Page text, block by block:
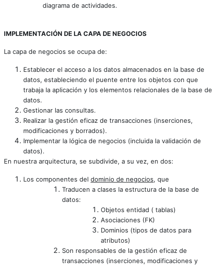
diagrama de actividades.
IMPLEMENTACIÓN DE LA CAPA DE NEGOCIOS
La capa de negocios se ocupa de:
Establecer el acceso a los datos almacenados en la base de
datos, estableciendo el puente entre los objetos con que
trabaja la aplicación y los elementos relacionales de la base de
datos.
Gestionar las consultas.
Realizar la gestión eficaz de transacciones (inserciones,
modificaciones y borrados).
Implementar la lógica de negocios (incluida la validación de
datos).
En nuestra arquitectura, se subdivide, a su vez, en dos:
Los componentes del dominio de negocios, que
Traducen a clases la estructura de la base de
datos:
Objetos entidad ( tablas)
Asociaciones (FK)
Dominios (tipos de datos para
atributos)
Son responsables de la gestión eficaz de
transacciones (inserciones, modificaciones y